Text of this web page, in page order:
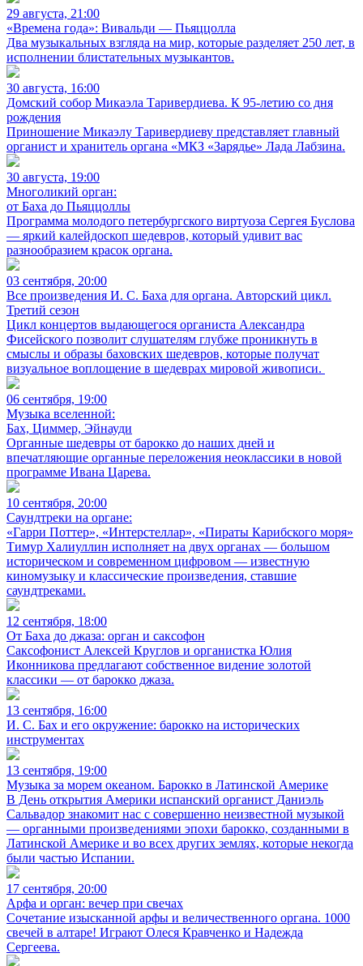
29 августа, 21:00
«Времена года»: Вивальди — Пьяццолла
Два музыкальных взгляда на мир, которые разделяет 250 лет, в
исполнении блистательных музыкантов.
30 августа, 16:00
Домский собор Микаэла Таривердиева. К 95-летию со дня
рождения
Приношение Микаэлу Таривердиеву представляет главный
органист и хранитель органа «МКЗ «Зарядье» Лада Лабзина.
30 августа, 19:00
Многоликий орган:
от Баха до Пьяццоллы
Программа молодого петербургского виртуоза Сергея Буслова
— яркий калейдоскоп шедевров, который удивит вас
разнообразием красок органа.
03 сентября, 20:00
Все произведения И. С. Баха для органа. Авторский цикл.
Третий сезон
Цикл концертов выдающегося органиста Александра
Фисейского позволит слушателям глубже проникнуть в
смыслы и образы баховских шедевров, которые получат
визуальное воплощение в шедеврах мировой живописи.
06 сентября, 19:00
Музыка вселенной:
Бах, Циммер, Эйнауди
Органные шедевры от барокко до наших дней и
впечатляющие органные переложения неоклассики в новой
программе Ивана Царева.
10 сентября, 20:00
Саундтреки на органе:
«Гарри Поттер», «Интерстеллар», «Пираты Карибского моря»
Тимур Халиуллин исполняет на двух органах — большом
историческом и современном цифровом — известную
киномузыку и классические произведения, ставшие
саундтреками.
12 сентября, 18:00
От Баха до джаза: орган и саксофон
Саксофонист Алексей Круглов и органистка Юлия
Иконникова предлагают собственное видение золотой
классики — от барокко джаза.
13 сентября, 16:00
И. С. Бах и его окружение: барокко на исторических
инструментах
13 сентября, 19:00
Музыка за морем океаном. Барокко в Латинской Америке
В День открытия Америки испанский органист Даниэль
Сальвадор знакомит нас с совершенно неизвестной музыкой
— органными произведениями эпохи барокко, созданными в
Латинской Америке и во всех других землях, которые некогда
были частью Испании.
17 сентября, 20:00
Арфа и орган: вечер при свечах
Сочетание изысканной арфы и величественного органа. 1000
свечей в алтаре! Играют Олеся Кравченко и Надежда
Сергеева.